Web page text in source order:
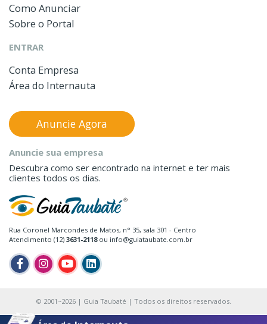
Como Anunciar
Sobre o Portal
ENTRAR
Conta Empresa
Área do Internauta
Rua Coronel Marcondes de Matos, n° 35, sala 301 - Centro
Atendimento (12) 3631-2118ou info@guiataubate.com.br
Anuncie sua empresa
Descubra como ser encontrado na internet e ter mais
clientes todos os dias.
Anuncie Agora
© 2001~2026 | Guia Taubaté | Todos os direitos reservados.